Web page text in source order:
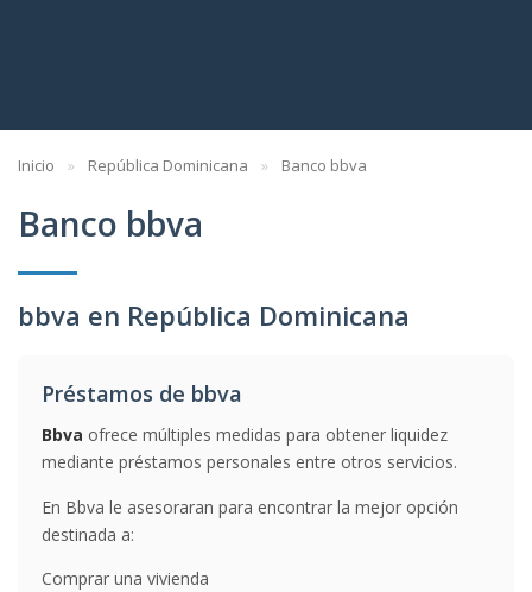
Inicio República Dominicana Banco bbva
Banco bbva
bbva en República Dominicana
Préstamos de bbva
Bbva ofrece múltiples medidas para obtener liquidez
mediante préstamos personales entre otros servicios.
En Bbva le asesoraran para encontrar la mejor opción
destinada a:
Comprar una vivienda